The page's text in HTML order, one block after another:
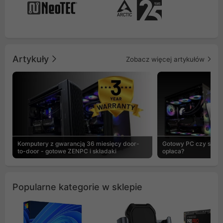
Artykuły Zobacz więcej artykułów
Komputery z gwarancją 36 miesięcy door-
to-door - gotowe ZENPC i składaki
Gotowy PC czy
opłaca?
Popularne kategorie w sklepie